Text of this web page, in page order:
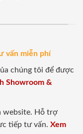
vấn miễn phí
chúng tôi để được
Showroom &
website. Hỗ trợ
tiếp tư vấn. Xem